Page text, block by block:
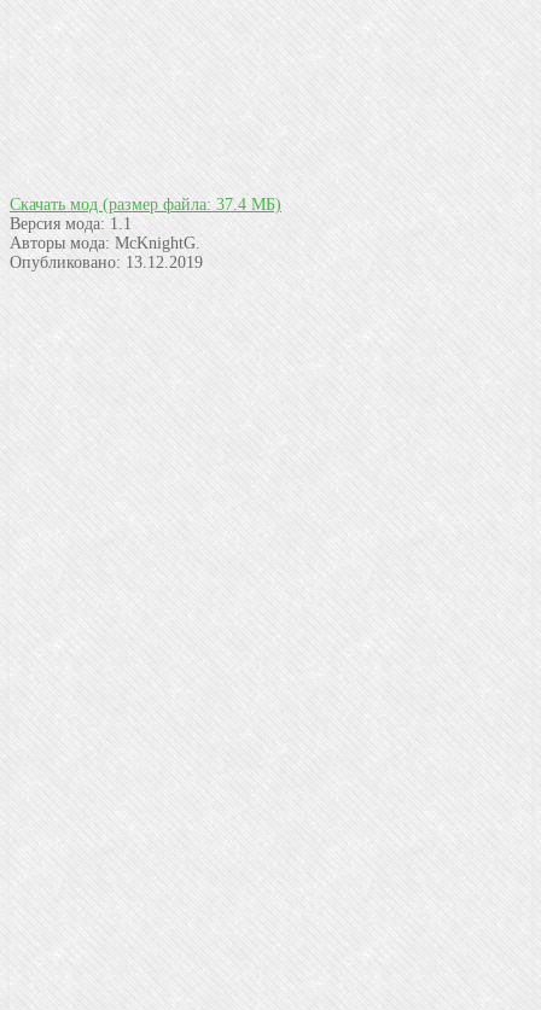
Скачать мод (размер файла: 37.4 МБ)
Версия мода: 1.1
Авторы мода: McKnightG.
Опубликовано: 13.12.2019